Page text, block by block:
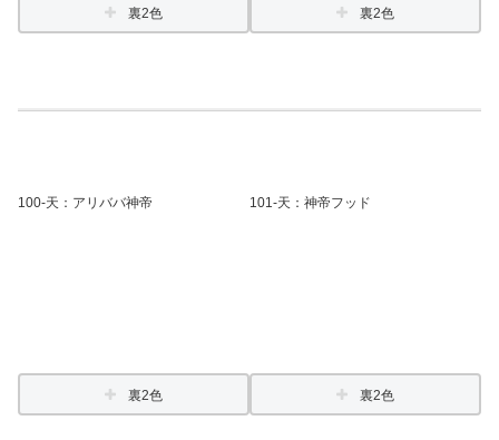
裏2色 裏2色
100-天：アリババ神帝 101-天：神帝フッド
裏2色 裏2色